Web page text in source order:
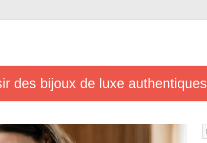
des bijoux de luxe authentiques